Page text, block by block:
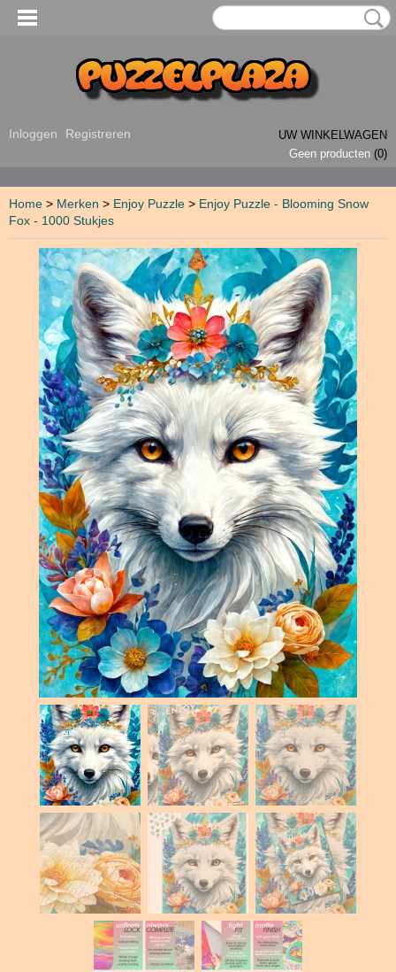
Inloggen Registreren
UW WINKELWAGEN
Geen producten (0)
Home > Merken > Enjoy Puzzle > Enjoy Puzzle - Blooming Snow
Fox - 1000 Stukjes